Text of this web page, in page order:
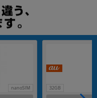
nanoSIM 32GB